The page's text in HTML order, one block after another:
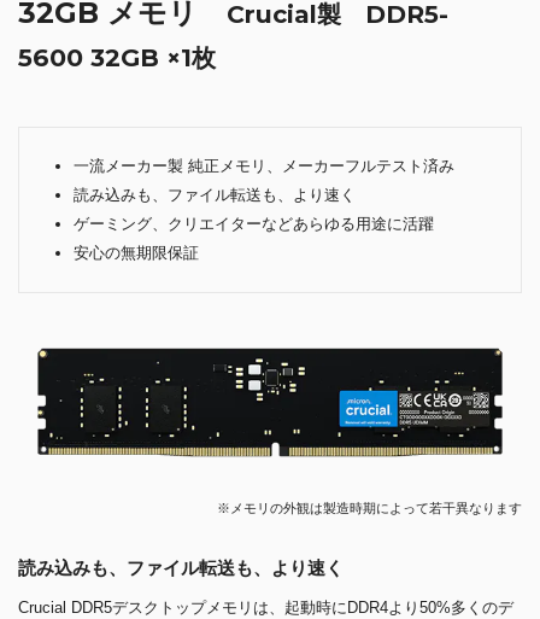
32GB メモリ
Crucial製 DDR5-
5600 32GB ×1枚
一流メーカー製 純正メモリ、メーカーフルテスト済み
読み込みも、ファイル転送も、より速く
ゲーミング、クリエイターなどあらゆる用途に活躍
安心の無期限保証
※メモリの外観は製造時期によって若干異なります
読み込みも、ファイル転送も、より速く
Crucial DDR5デスクトップメモリは、起動時にDDR4より50%多くのデ